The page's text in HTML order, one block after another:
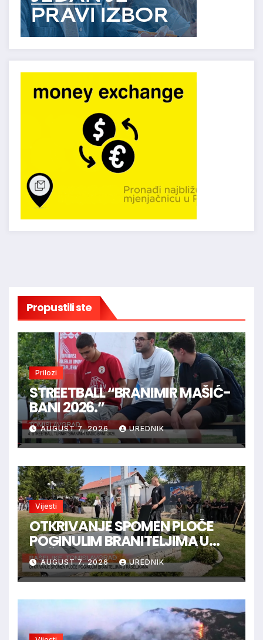
Propustili ste
Prilozi
STREETBALL “BRANIMIR MAŠIĆ-
BANI 2026.”
AUGUST 7, 2026 UREDNIK
Vijesti
OTKRIVANJE SPOMEN PLOČE
POGINULIM BRANITELJIMA U
RAŠELJKAMA
AUGUST 7, 2026 UREDNIK